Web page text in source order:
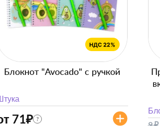
Блокнот "Avocado" с ручкой
71₽ ?